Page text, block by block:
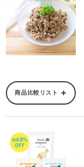
商品比較リスト